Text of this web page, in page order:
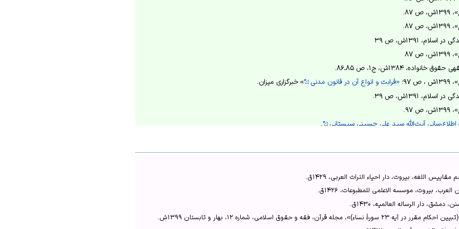
۱۳۹۱ش، ص ۳۹
۸۷
۱۳۸۴ش، ج۱، ص ۸۵ـ۸۶.
«قرابت و انواع آن در قانون مدنی
» خبرگزاری میزان.
۱۳۹۱ش، ص ۳۹.
اطلاع‌رسانی آیت‌الله سید علی حسینی سیستانی
.
۱۳۹۳ش، ص ۲۳۹.
تاسیس بانک شیر در مذاهب اسلامی»، ۱۳۹۵ش، ص ۲۱۲ ـ۲۱۳.
مربوط به دوران شیردهی و تطبیق آن با علوم تجربی»، ۱۳۸۷ش، ص ۲۸۰.
اللغه، بیروت، دار ‌‌احیاء التراث العربی، ۱۴۲۹ق.
بیروت، موسسه الاعلمی للمطبوعات، ۱۴۲۶ق.
دار الرساله العالمیه، ۱۴۳۰ق.
قرآن، فقه و حقوق اسلامی، شماره ۱۲، بهار و تابستان ۱۳۹۹ش.